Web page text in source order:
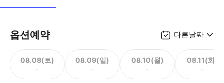
옵션예약 다른날짜
08.08(토)
-
08.09(일)
-
08.10(월)
-
08.11(화)
-